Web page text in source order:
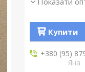
Купити
+380 (95)
Яна